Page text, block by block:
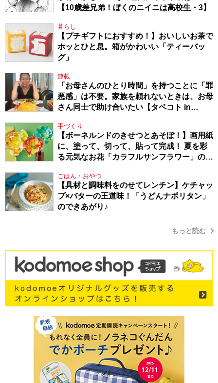
【10歳差兄弟！ぼくのニイニは高校生・3】
暮らし
【プチギフトにおすすめ！】おいしいお茶で
ホッとひと息。箱がかわいい「ティーバッ
グ」
連載
「お母さんのひとり時間」を持つことに「罪
悪感」は不要。家族を頼れないときは、お母
さん同士で助け合いたい【タベコト in
手づくり
【ボーネルンドのきせつとあそぼ！】画用紙
に、塗って、切って、貼って完成！ 夏を彩
る元気なお花「カラフルサンフラワー」の作
ごはん・おやつ
【具材と調味料をのせてレンチン】ケチャッ
プ×バターの王道味！「うどんナポリタン」
のできあがり♪
もっと読む